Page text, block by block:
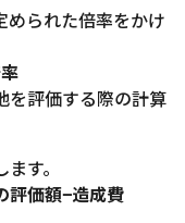
められた倍率をかけ
を評価する際の計算
す。
評価額−造成費